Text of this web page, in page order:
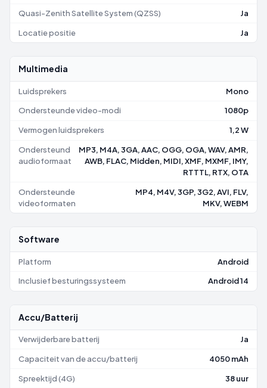
Quasi-Zenith Satellite System (QZSS) Ja
Locatie positie Ja
Multimedia
Luidsprekers Mono
Ondersteunde video-modi 1080p
Vermogen luidsprekers 1,2 W
Ondersteund
audioformaat
MP3, M4A, 3GA, AAC, OGG, OGA, WAV, AMR,
AWB, FLAC, Midden, MIDI, XMF, MXMF, IMY,
RTTTL, RTX, OTA
Ondersteunde
videoformaten
MP4, M4V, 3GP, 3G2, AVI, FLV,
MKV, WEBM
Software
Platform Android
Inclusief besturingssysteem Android 14
Accu/Batterij
Verwijderbare batterij Ja
Capaciteit van de accu/batterij 4050 mAh
Spreektijd (4G) 38 uur